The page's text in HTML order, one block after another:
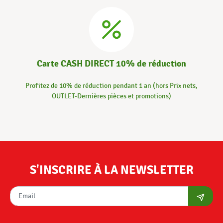
Carte CASH DIRECT 10% de réduction
Profitez de 10% de réduction pendant 1 an (hors Prix nets,
OUTLET-Dernières pièces et promotions)
S'INSCRIRE À LA NEWSLETTER